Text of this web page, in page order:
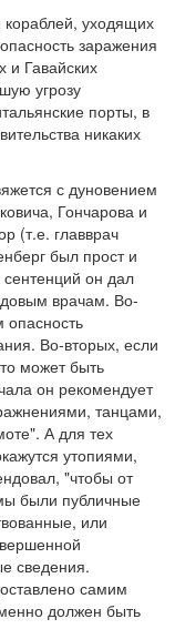
уходящих
заражения
Гавайских
угрозу
порты, в
никаких
с дуновением
Гончарова и
(т.е. главврач
был прост и
он дал
врачам. Во-
опасность
Во-вторых, если
может быть
он рекомендует
танцами,
А для тех
утопиями,
"чтобы от
были публичные
или
сведения.
самим
должен быть